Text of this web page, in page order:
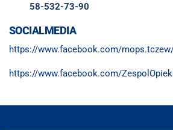
58-532-73-90
SOCIALMEDIA
https://www.facebook.com/
https://www.facebook.com/